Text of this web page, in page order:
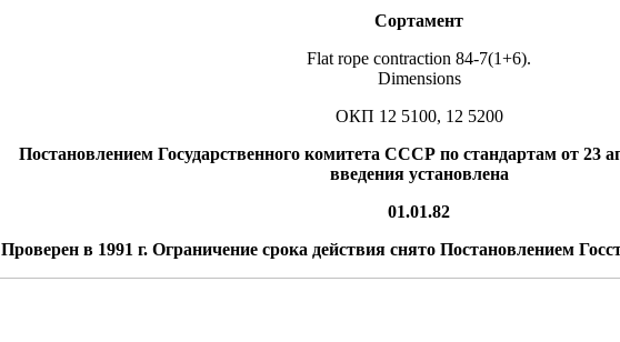
Сортамент
Flat rope contraction 84-7(1+6).
Dimensions
ОКП 12 5100, 12 5200
Постановлением Государственного комитета СССР по стандартам от 23
введения установлена
01.01.82
Проверен в 1991 г. Ограничение срока действия снято Постановлением